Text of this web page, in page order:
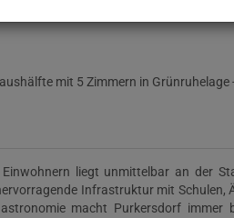
liegt unmittelbar an der
Infrastruktur mit Schulen,
macht Purkersdorf immer